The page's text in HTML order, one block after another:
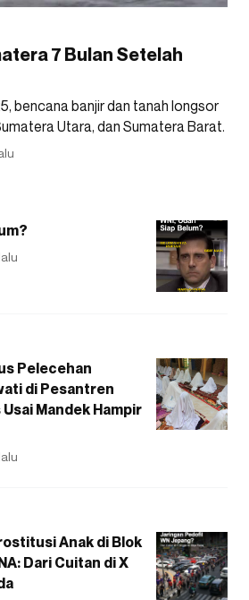
7 Bulan Setelah
bencana banjir dan tanah longsor
Utara, dan Sumatera Barat.
Pelecehan
di Pesantren
Mandek Hampir
Anak di Blok
Dari Cuitan di X